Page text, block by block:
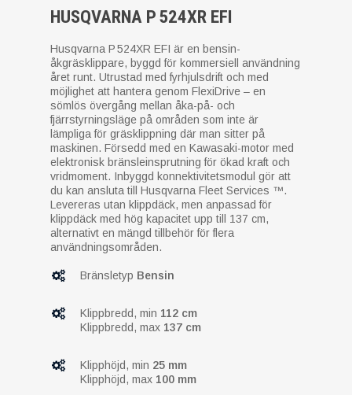
HUSQVARNA P 524XR EFI
Husqvarna P 524XR EFI är en bensin-
åkgräsklippare, byggd för kommersiell användning
året runt. Utrustad med fyrhjulsdrift och med
möjlighet att hantera genom FlexiDrive – en
sömlös övergång mellan åka-på- och
fjärrstyrningsläge på områden som inte är
lämpliga för gräsklippning där man sitter på
maskinen. Försedd med en Kawasaki-motor med
elektronisk bränsleinsprutning för ökad kraft och
vridmoment. Inbyggd konnektivitetsmodul gör att
du kan ansluta till Husqvarna Fleet Services ™.
Levereras utan klippdäck, men anpassad för
klippdäck med hög kapacitet upp till 137 cm,
alternativt en mängd tillbehör för flera
användningsområden.
Bränsletyp Bensin
Klippbredd, min 112 cm
Klippbredd, max 137 cm
Klipphöjd, min 25 mm
Klipphöjd, max 100 mm